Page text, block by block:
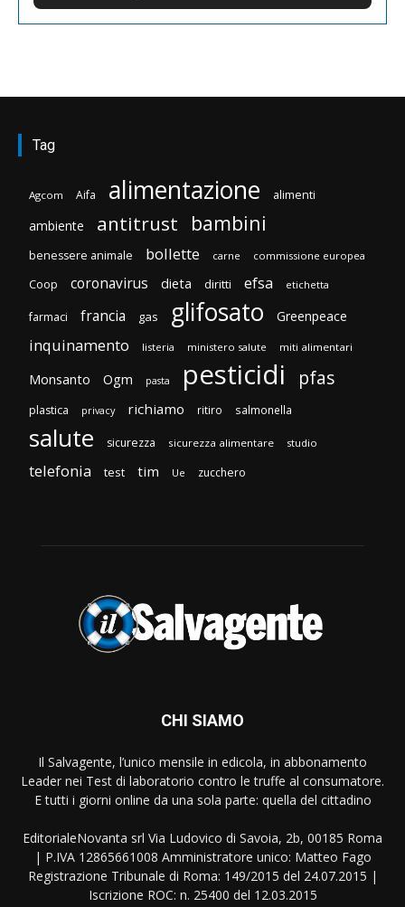
Tag
Agcom Aifa alimentazione alimenti
ambiente antitrust bambini
benessere animale bollette carne commissione europea
Coop coronavirus dieta diritti efsa etichetta
farmaci francia gas glifosato Greenpeace
inquinamento listeria ministero salute miti alimentari
Monsanto Ogm pasta pesticidi pfas
plastica privacy richiamo ritiro salmonella
salute sicurezza sicurezza alimentare studio
telefonia test tim Ue zucchero
CHI SIAMO
Il Salvagente, l’unico mensile in edicola, in abbonamento
Leader nei Test di laboratorio contro le truffe al consumatore.
E tutti i giorni online da una sola parte: quella del cittadino
EditorialeNovanta srl Via Ludovico di Savoia, 2b, 00185 Roma
| P.IVA 12865661008 Amministratore unico: Matteo Fago
Registrazione Tribunale di Roma: 149/2015 del 24.07.2015 |
Iscrizione ROC: n. 25400 del 12.03.2015